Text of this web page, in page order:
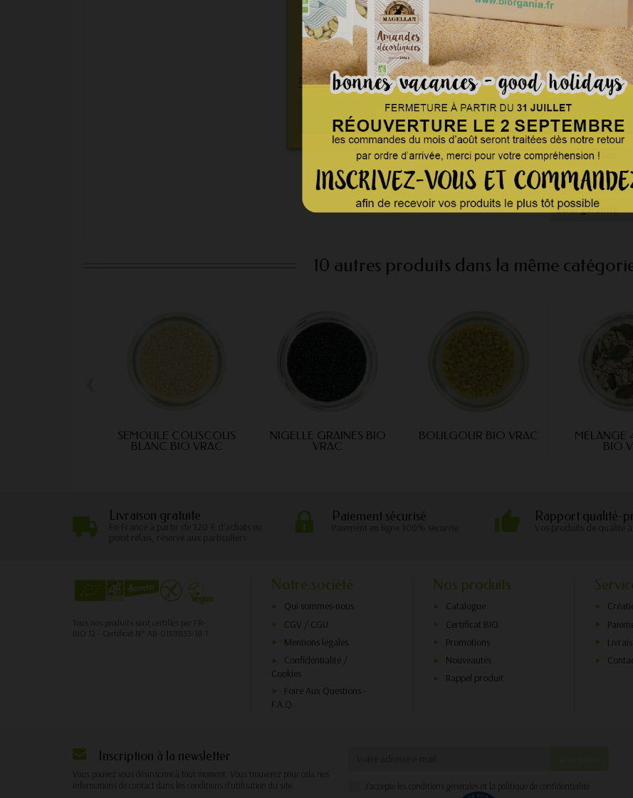
Nous utilisons des cookies pour améliorer votre expérience de
personnaliser les services proposés de manière anonyme. En
consentez à l'utilisation de cookies pour l'ensemble des finalités du
Plus d'informations Personnaliser les cookies
REJETER TOUT ACCEPTER
Pays d'origine
Emballage
Masse nette /
Emballage
Conservation
Allergènes
DDM garantie
10 autres produits dans la même
SEMOULE COUSCOUS
BLANC BIO VRAC
NIGELLE GRAINES BIO
VRAC
BOULGOUR BIO VRAC
MÉLANGE
BIO
Livraison gratuite
En France à partir de 120 € d'achats en
Paiement sécurisé Rapport qualité-
Vos produits de qualité à
Tous nos produits sont certifiés par FR-
BIO 12 - Certificat N° AB-0159833-18-1
Notre société
Qui sommes-nous
CGV / CGU
Mentions légales
Confidentialité /
Cookies
Foire Aux Questions -
F.A.Q.
Nos produits
Catalogue
Certificat BIO
Promotions
Nouveautés
Rappel produit
Inscription à la newsletter
Vous pouvez vous désinscrire à tout moment. Vous trouverez pour cela nos
informations de contact dans les conditions d'utilisation du site.
J'accepte les conditions générales et la politique de confidentialité